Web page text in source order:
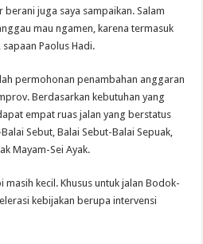
berani juga saya sampaikan. Salam
mau ngamen, karena termasuk
sapaan Paolus Hadi.
permohonan penambahan anggaran
Berdasarkan kebutuhan yang
empat ruas jalan yang berstatus
Sebut, Balai Sebut-Balai Sepuak,
Mayam-Sei Ayak.
kecil. Khusus untuk jalan Bodok-
kebijakan berupa intervensi